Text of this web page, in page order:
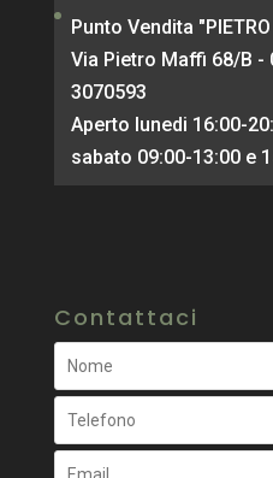
Punto Vendita
Via Pietro Maffi 68/B -
3070593
Aperto lunedi 16:00-
sabato 09:00-13:00 e
Contattaci